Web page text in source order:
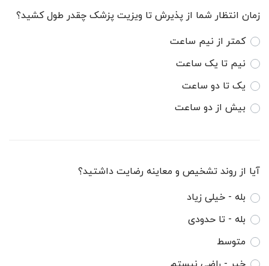
زمان انتظار شما از پذیرش تا ویزیت پزشک چقدر طول کشید؟
کمتر از نیم ساعت
نیم تا یک ساعت
یک تا دو ساعت
بیش از دو ساعت
آیا از روند تشخیص و معاینه رضایت داشتید؟
بله - خیلی زیاد
بله - تا حدودی
متوسط